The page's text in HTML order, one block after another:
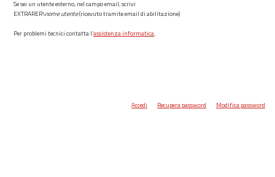
Se sei un utente esterno, nel campo email, scrivi
EXTRARER\nome utente(ricevuto tramite email di abilitazione)
Per problemi tecnici contatta l’assistenza informatica.
Accedi Recupera password Modifica password